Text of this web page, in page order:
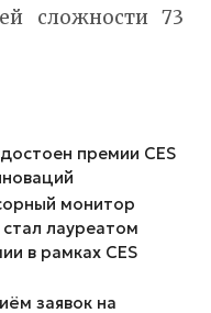
сложности 73
премии CES
монитор
лауреатом
в рамках CES
заявок на